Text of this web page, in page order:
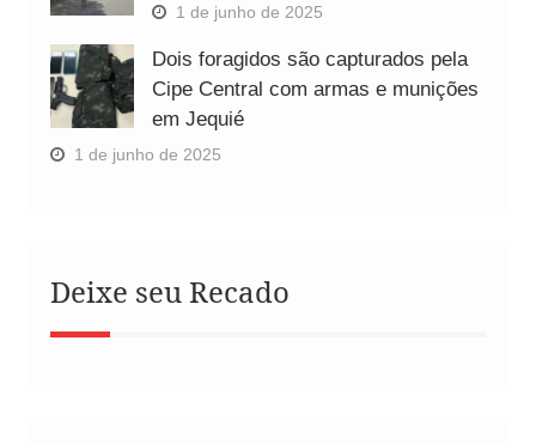
1 de junho de 2025
Dois foragidos são capturados pela
Cipe Central com armas e munições
em Jequié
1 de junho de 2025
Deixe seu Recado